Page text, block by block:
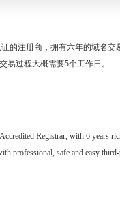
的注册商，拥有六年的域名
易过程大概需要5个工作日。
Registrar, with 6 years
professional, safe and easy